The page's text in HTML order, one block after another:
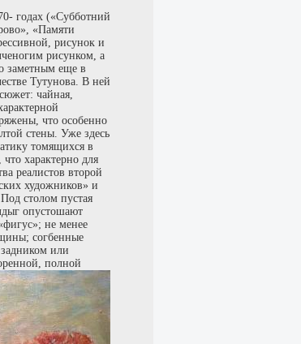
годах («Субботний
«Памяти
рисунок и
рисунком, а
заметным еще в
Тутунова. В ней
чайная,
что особенно
стены. Уже здесь
томящихся в
характерно для
реалистов второй
художников» и
столом пустая
опустошают
не менее
согбенные
или
полной